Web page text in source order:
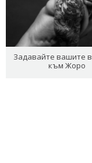
Задавайте вашите
към Жоро